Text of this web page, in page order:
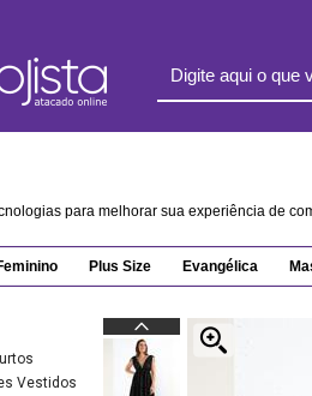
para melhorar sua experiência de
Plus Size Evangélica
Vestidos